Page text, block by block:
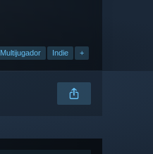
Multijugador Indie +